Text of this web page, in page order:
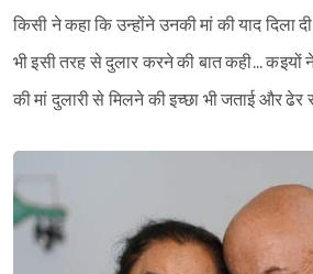
किसी ने कहा कि उन्होंने उनकी मां की याद दिला
भी इसी तरह से दुलार करने की बात कही...
की मां दुलारी से मिलने की इच्छा भी जताई और ढेर